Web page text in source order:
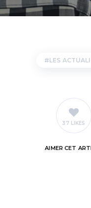
LES
37 LIKES
AIMER CET